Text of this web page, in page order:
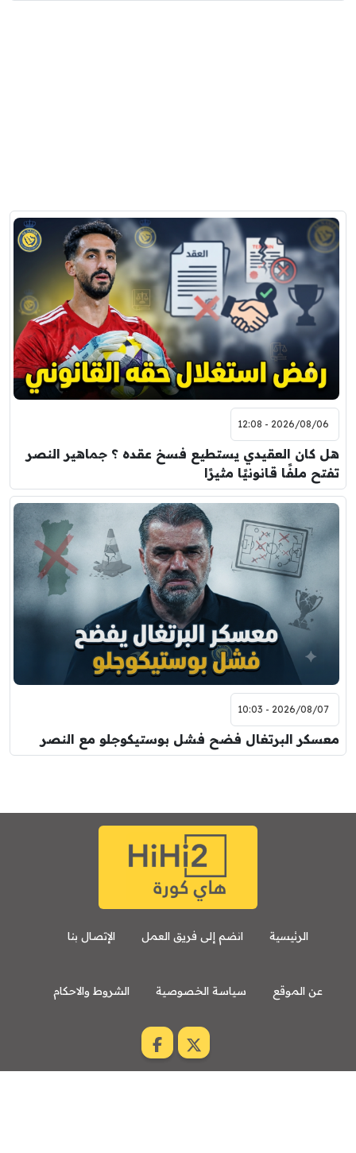
2026/08/06 - 12:08
هل كان العقيدي يستطيع فسخ عقده ؟ جماهير النصر
تفتح ملفًا قانونيًا مثيرًا
2026/08/07 - 10:03
معسكر البرتغال فضح فشل بوستيكوجلو مع النصر
الرئيسية انضم إلى فريق العمل الإتصال بنا
عن الموقع سياسة الخصوصية الشروط والاحكام